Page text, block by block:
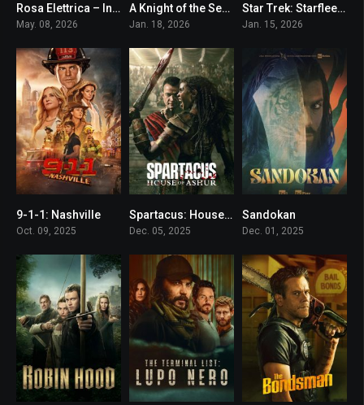
0Rosa Elettrica – In fuga con il nemico
May. 08, 2026
8.055A Knight of the Seven Kingdoms
Jan. 18, 2026
5.1Star Trek: Starfleet Academy
Jan. 15, 2026
7.591
9-1-1: Nashville
Oct. 09, 2025
5.756Spartacus: House of Ashur
Dec. 05, 2025
Sandokan
Dec. 01, 2025